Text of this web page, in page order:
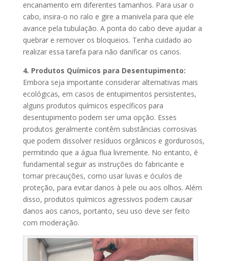
encanamento em diferentes tamanhos. Para usar o
cabo, insira-o no ralo e gire a manivela para que ele
avance pela tubulação. A ponta do cabo deve ajudar a
quebrar e remover os bloqueios. Tenha cuidado ao
realizar essa tarefa para não danificar os canos.
4. Produtos Químicos para Desentupimento:
Embora seja importante considerar alternativas mais
ecológicas, em casos de entupimentos persistentes,
alguns produtos químicos específicos para
desentupimento podem ser uma opção. Esses
produtos geralmente contêm substâncias corrosivas
que podem dissolver resíduos orgânicos e gordurosos,
permitindo que a água flua livremente. No entanto, é
fundamental seguir as instruções do fabricante e
tomar precauções, como usar luvas e óculos de
proteção, para evitar danos à pele ou aos olhos. Além
disso, produtos químicos agressivos podem causar
danos aos canos, portanto, seu uso deve ser feito
com moderação.